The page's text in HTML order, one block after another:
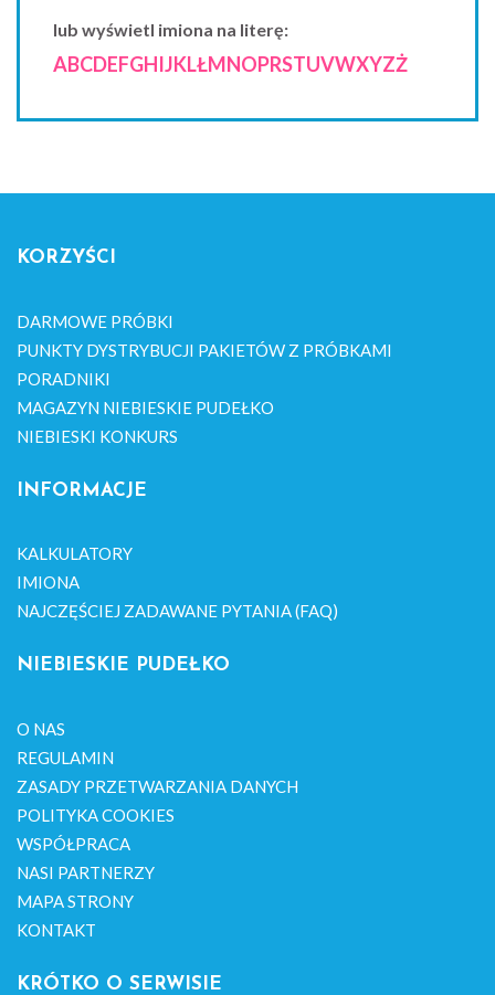
lub wyświetl imiona na literę:
ABCDEFGHIJKLŁMNOPRSTUVWXYZŻ
KORZYŚCI
DARMOWE PRÓBKI
PUNKTY DYSTRYBUCJI PAKIETÓW Z PRÓBKAMI
PORADNIKI
MAGAZYN NIEBIESKIE PUDEŁKO
NIEBIESKI KONKURS
INFORMACJE
KALKULATORY
IMIONA
NAJCZĘŚCIEJ ZADAWANE PYTANIA (FAQ)
NIEBIESKIE PUDEŁKO
O NAS
REGULAMIN
ZASADY PRZETWARZANIA DANYCH
POLITYKA COOKIES
WSPÓŁPRACA
NASI PARTNERZY
MAPA STRONY
KONTAKT
KRÓTKO O SERWISIE